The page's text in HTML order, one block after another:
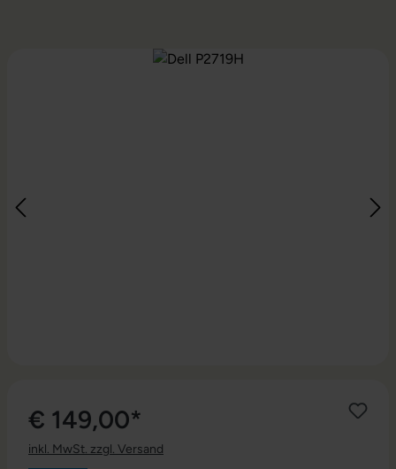
Bildergalerie überspringen
€ 149,00*
inkl. MwSt. zzgl. Versand